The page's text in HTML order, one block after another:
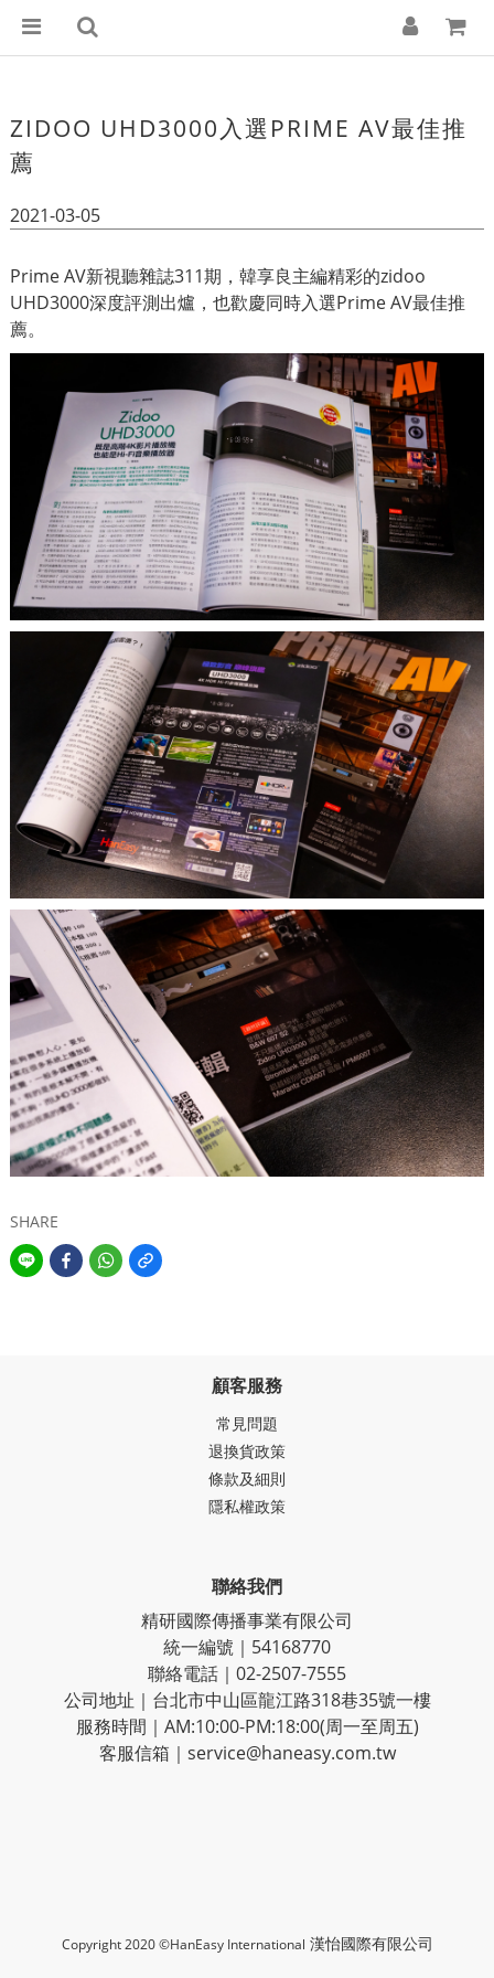
ZIDOO UHD3000入選PRIME AV最佳推
薦
2021-03-05
Prime AV新視聽雜誌311期，韓享良主編精彩的zidoo
UHD3000深度評測出爐，也歡慶同時入選Prime AV最佳推
薦。
SHARE
顧客服務
常見問題
退換貨政策
條款及細則
隱私權政策
聯絡我們
精研國際傳播事業有限公司
統一編號｜54168770
聯絡電話｜02-2507-7555
公司地址｜台北市中山區龍江路318巷35號一樓
服務時間｜AM:10:00-PM:18:00(周一至周五)
客服信箱｜service@haneasy.com.tw
Copyright 2020 ©HanEasy International 漢怡國際有限公司